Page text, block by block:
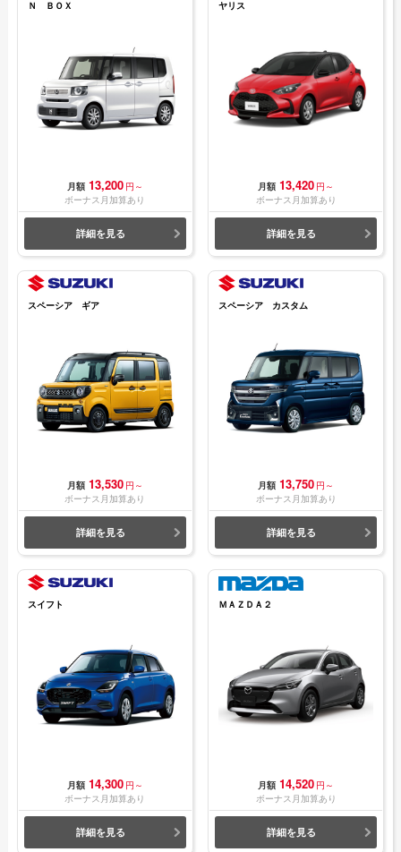
Ｎ ＢＯＸ
月額 13,200 円～
ボーナス月加算あり
詳細を見る
ヤリス
月額 13,420 円～
ボーナス月加算あり
詳細を見る
スペーシア ギア
月額 13,530 円～
ボーナス月加算あり
詳細を見る
スペーシア カスタム
月額 13,750 円～
ボーナス月加算あり
詳細を見る
スイフト
月額 14,300 円～
ボーナス月加算あり
詳細を見る
ＭＡＺＤＡ２
月額 14,520 円～
ボーナス月加算あり
詳細を見る